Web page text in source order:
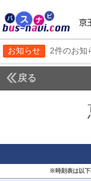
お知らせ 2件のお知
戻る
※時刻表は以下